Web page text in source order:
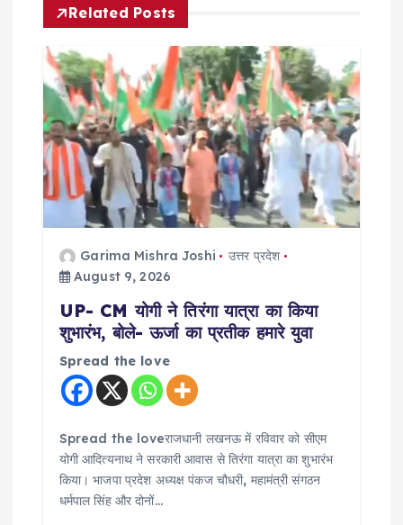
g
a
t
Related Posts
Garima Mishra Joshi
उत्तर प्रदेश
August 9, 2026
UP- CM योगी ने तिरंगा यात्रा का किया
शुभारंभ, बोले- ऊर्जा का प्रतीक हमारे युवा
Spread the love
Spread the loveराजधानी लखनऊ में रविवार को सीएम
योगी आदित्यनाथ ने सरकारी आवास से तिरंगा यात्रा का शुभारंभ
किया। भाजपा प्रदेश अध्यक्ष पंकज चौधरी, महामंत्री संगठन
धर्मपाल सिंह और दोनों…